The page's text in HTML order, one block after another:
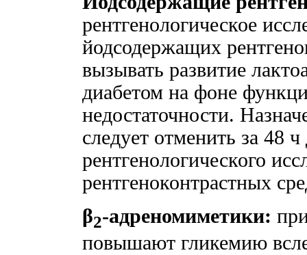
рентгенологическое
йодсодержащих
вызывать развитие
диабетом на фоне
недостаточности.
следует отменить за 48
рентгенологического
рентгеноконтрастных
β2-адреномиметики:
повышают гликемию